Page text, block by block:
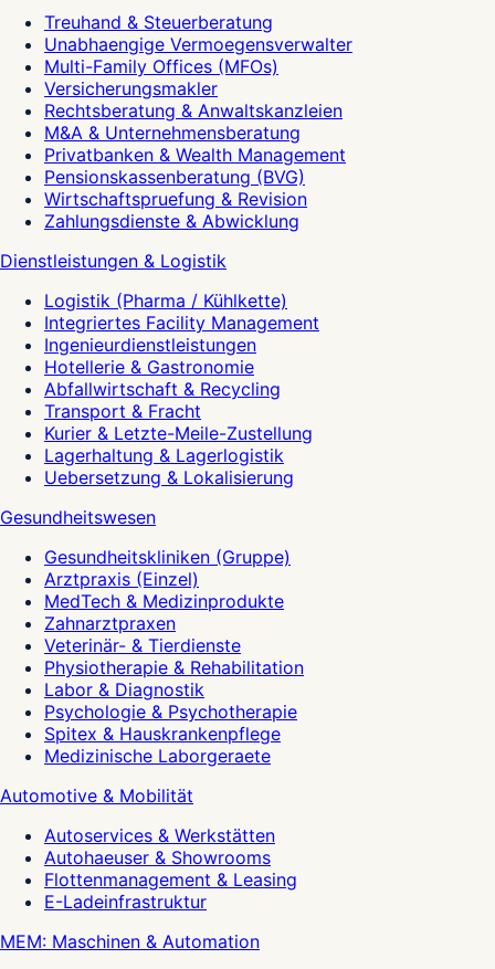
Treuhand & Steuerberatung
Unabhaengige Vermoegensverwalter
Multi-Family Offices (MFOs)
Versicherungsmakler
Rechtsberatung & Anwaltskanzleien
M&A & Unternehmensberatung
Privatbanken & Wealth Management
Pensionskassenberatung (BVG)
Wirtschaftspruefung & Revision
Zahlungsdienste & Abwicklung
Dienstleistungen & Logistik
Logistik (Pharma / Kühlkette)
Integriertes Facility Management
Ingenieurdienstleistungen
Hotellerie & Gastronomie
Abfallwirtschaft & Recycling
Transport & Fracht
Kurier & Letzte-Meile-Zustellung
Lagerhaltung & Lagerlogistik
Uebersetzung & Lokalisierung
Gesundheitswesen
Gesundheitskliniken (Gruppe)
Arztpraxis (Einzel)
MedTech & Medizinprodukte
Zahnarztpraxen
Veterinär- & Tierdienste
Physiotherapie & Rehabilitation
Labor & Diagnostik
Psychologie & Psychotherapie
Spitex & Hauskrankenpflege
Medizinische Laborgeraete
Automotive & Mobilität
Autoservices & Werkstätten
Autohaeuser & Showrooms
Flottenmanagement & Leasing
E-Ladeinfrastruktur
MEM: Maschinen & Automation